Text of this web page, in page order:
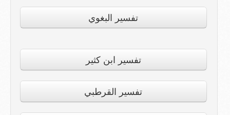
تفسير البغوي
تفسير ابن كثير
تفسير القرطبي